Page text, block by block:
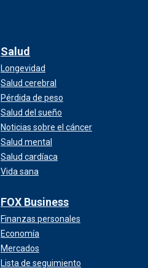
Salud
Longevidad
Salud cerebral
Pérdida de peso
Salud del sueño
Noticias sobre el cáncer
Salud mental
Salud cardíaca
Vida sana
FOX Business
Finanzas personales
Economía
Mercados
Lista de seguimiento